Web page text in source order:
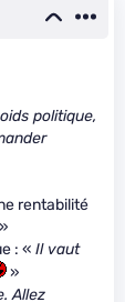
politique,
rentabilité
: « Il vaut
»
Allez